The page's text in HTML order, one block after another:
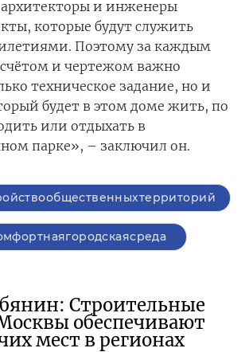
и инженеры
которые будут служить
Поэтому за каждым
и чертежом важно
техническое задание, но и
будет в этом доме жить, по
или отдыхать в
парке», – заключил он.
Строительные
обеспечивают
мест в регионах